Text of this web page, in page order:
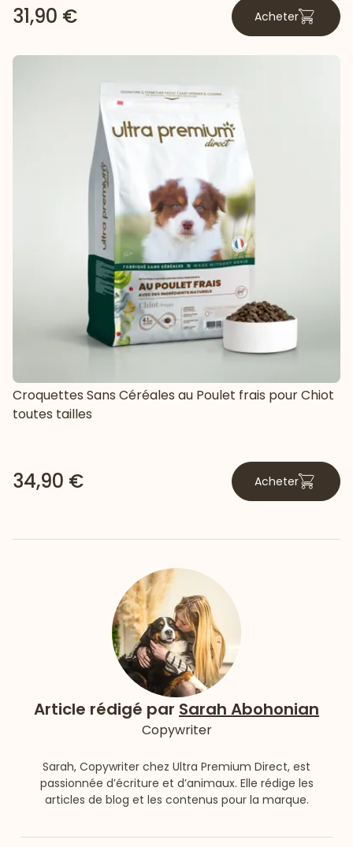
31,90 € Acheter
Croquettes Sans Céréales au Poulet frais pour Chiot
toutes tailles
34,90 € Acheter
Article rédigé par Sarah Abohonian
Copywriter
Sarah, Copywriter chez Ultra Premium Direct, est
passionnée d’écriture et d’animaux. Elle rédige les
articles de blog et les contenus pour la marque.